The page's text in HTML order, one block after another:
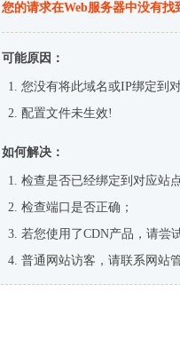
您的请求在Web服务器中没有找
可能原因：
您没有将此域名或IP绑定到
配置文件未生效!
如何解决：
检查是否已经绑定到对应站
检查端口是否正确；
若您使用了CDN产品，请尝
普通网站访客，请联系网站